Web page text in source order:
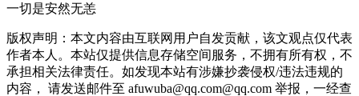
一切是安然无恙
版权声明：本文内容由互联网用户自发贡献，该文观点仅代表
作者本人。本站仅提供信息存储空间服务，不拥有所有权，不
承担相关法律责任。如发现本站有涉嫌抄袭侵权/违法违规的
内容， 请发送邮件至 afuwuba@qq.com@qq.com 举报，一经查